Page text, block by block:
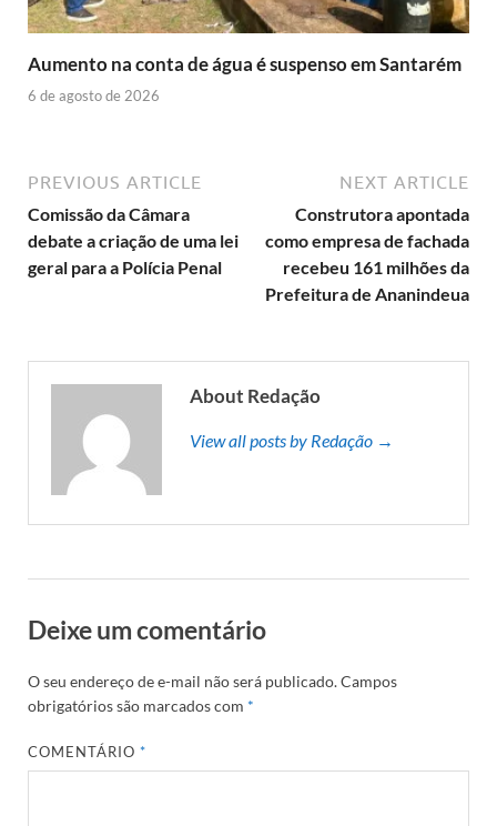
Aumento na conta de água é suspenso em Santarém
6 de agosto de 2026
PREVIOUS ARTICLE
Comissão da Câmara
debate a criação de uma lei
geral para a Polícia Penal
NEXT ARTICLE
Construtora apontada
como empresa de fachada
recebeu 161 milhões da
Prefeitura de Ananindeua
About Redação
View all posts by Redação →
Deixe um comentário
O seu endereço de e-mail não será publicado.Campos
obrigatórios são marcados com *
COMENTÁRIO*